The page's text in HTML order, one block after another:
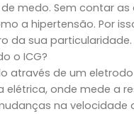
medo. Sem contar
a hipertensão. Por
da sua particularidade.
o ICG?
através de um
elétrica, onde mede a
na velocidade